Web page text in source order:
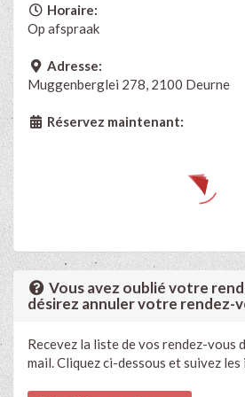
Horaire:
Op afspraak
Adresse:
Muggenberglei 278, 2100 Deurne
Réservez maintenant:
Vous avez oublié votre
désirez annuler votre rendez-
Recevez la liste de vos rendez-vous
mail. Cliquez ci-dessous et suivez